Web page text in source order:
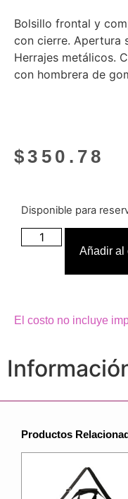
Bolsillo frontal y
con cierre. Apertura
Herrajes metálicos.
con hombrera de
$350.78
Disponible para
Añadir al
El costo no incluye
Productos